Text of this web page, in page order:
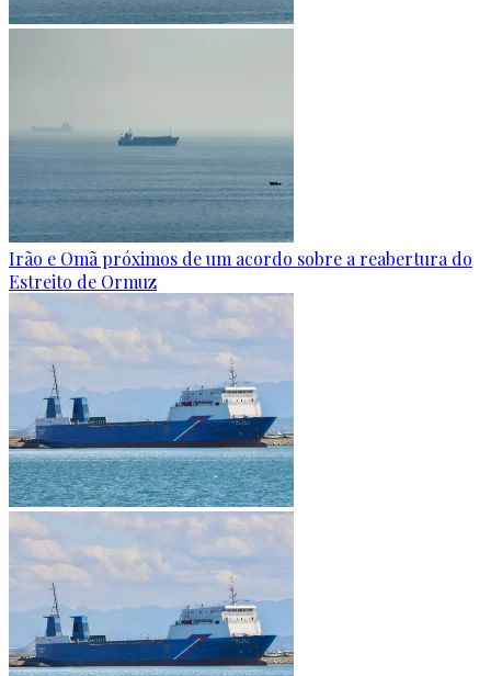
Irão e Omã próximos de um acordo sobre a reabertura do
Estreito de Ormuz